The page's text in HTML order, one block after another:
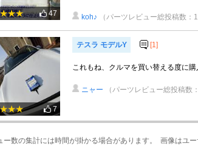
47 koh♪ （パーツレビュー総投稿数：
7
テスラ モデルY [1]
これもね、クルマを買い替える度に購
ニャー （パーツレビュー総投稿数
数の集計には時間が掛かる場合があります。 画像はユ